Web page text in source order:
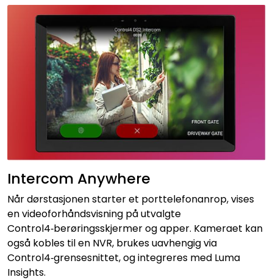
Intercom Anywhere
Når dørstasjonen starter et porttelefonanrop, vises
en videoforhåndsvisning på utvalgte
Control4‑berøringsskjermer og apper. Kameraet kan
også kobles til en NVR, brukes uavhengig via
Control4‑grensesnittet, og integreres med Luma
Insights.